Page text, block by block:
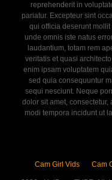
reprehenderit in
pariatur. Excepteur sint
qui officia deserunt
unde omnis iste natus
laudantium, totam rem
veritatis et quasi
enim ipsam voluptatem
sed quia consequuntur
sequi nesciunt. Neque
dolor sit amet,
modi tempora incidunt ut
Cam Girl Vids Cam